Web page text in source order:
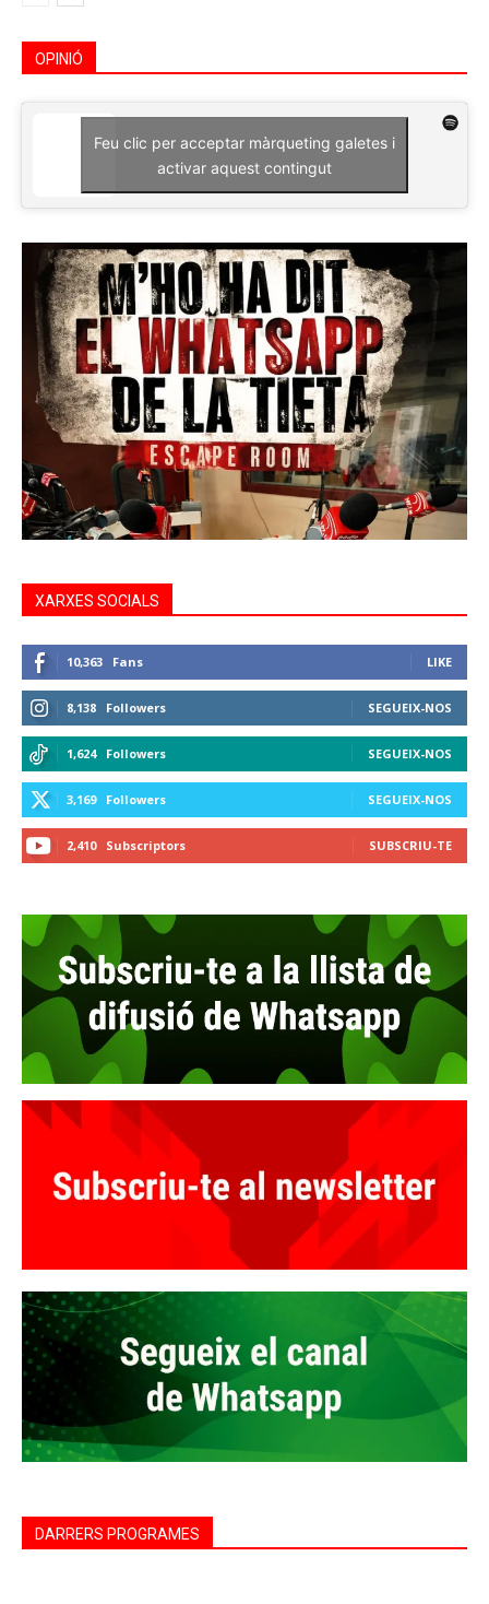
OPINIÓ
Feu clic per acceptar màrqueting galetes i
activar aquest contingut
XARXES SOCIALS
10,363 Fans LIKE
8,138 Followers SEGUEIX-NOS
1,624 Followers SEGUEIX-NOS
3,169 Followers SEGUEIX-NOS
2,410 Subscriptors SUBSCRIU-TE
DARRERS PROGRAMES